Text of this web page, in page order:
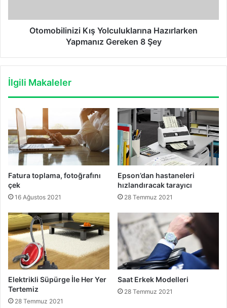
Otomobilinizi Kış Yolculuklarına Hazırlarken
Yapmanız Gereken 8 Şey
İlgili Makaleler
Fatura toplama, fotoğrafını
çek
16 Ağustos 2021
Epson’dan hastaneleri
hızlandıracak tarayıcı
28 Temmuz 2021
Elektrikli Süpürge İle Her Yer
Tertemiz
28 Temmuz 2021
Saat Erkek Modelleri
28 Temmuz 2021